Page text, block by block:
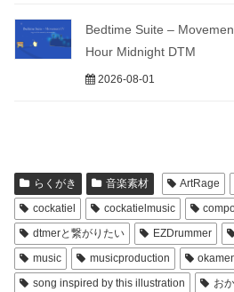
Bedtime Suite –
Hour Midnight DTM
2026-08-01
らくがき 音楽素材 ArtRage
cockatiel
cockatielmusic
dtmerと繋がりたい
EZDrummer
music
musicproduction
song inspired by this illustration
お